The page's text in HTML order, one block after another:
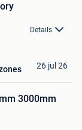
Details
26 jul 26
3000mm